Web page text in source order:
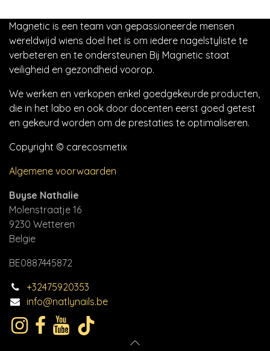
Magnetic is een team van gepassioneerde mensen
wereldwijd wiens doel het is om iedere nagelstyliste te
verbeteren en te ondersteunen Bij Magnetic staat
veiligheid en gezondheid voorop.
We werken en verkopen enkel goedgekeurde producten,
die in het labo en ook door docenten eerst goed getest
en gekeurd worden om de prestaties te optimaliseren.
Copyright © carecosmetix
Algemene voorwaarden
Buyse Nathalie
Molenstraatje 16
9230 Wetteren
Belgie
BE0887445872
+32475920353
info@natlynails.be